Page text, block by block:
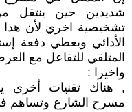
شديدين حين ينتقل
تشخيصية اخري لأن هذا
الأدائي ويعطي دفعة
المتلقي للتفاعل مع
واخيرا :
, هناك تقنيات أخرى
مسرح الشارع وتساهم